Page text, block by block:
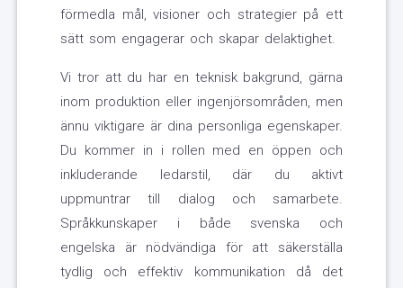
förmedla mål, visioner och strategier på ett
sätt som engagerar och skapar delaktighet.
Vi tror att du har en teknisk bakgrund, gärna
inom produktion eller ingenjörsområden, men
ännu viktigare är dina personliga egenskaper.
Du kommer in i rollen med en öppen och
inkluderande ledarstil, där du aktivt
uppmuntrar till dialog och samarbete.
Språkkunskaper i både svenska och
engelska är nödvändiga för att säkerställa
tydlig och effektiv kommunikation då det